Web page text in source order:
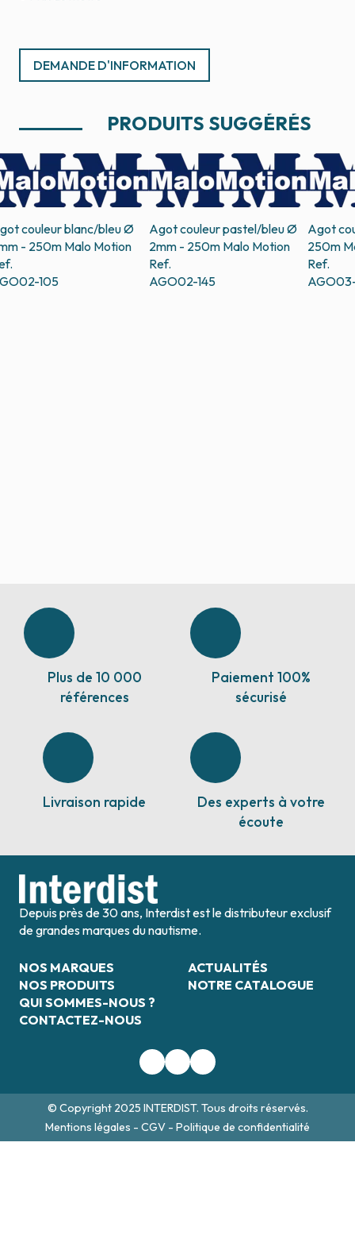
DEMANDE D'INFORMATION
PRODUITS SUGGÉRÉS
couleur blanc/bleu Ø
- 250m Malo Motion
105
Agot couleur pastel/bleu Ø
2mm - 250m Malo Motion
Ref.
AGO02-145
Agot
250m
Ref.
Plus de 10 000
références
Paiement 100%
sécurisé
Livraison rapide
Des experts à votre
écoute
Depuis près de 30 ans, Interdist est le distributeur exclusif
de grandes marques du nautisme.
NOS MARQUES
NOS PRODUITS
QUI SOMMES-NOUS ?
CONTACTEZ-NOUS
ACTUALITÉS
NOTRE CATALOGUE
© Copyright 2025 INTERDIST. Tous droits réservés.
Mentions légales - CGV - Politique de confidentialité